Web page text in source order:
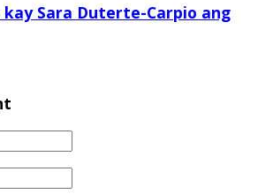
Sara Duterte-Carpio ang